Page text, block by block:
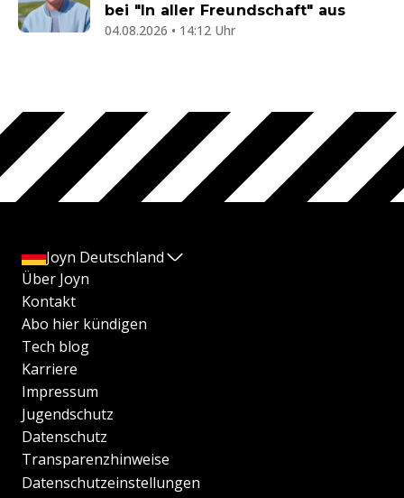
bei "In aller Freundschaft" aus
04.08.2026 • 14:12 Uhr
Joyn Deutschland
Über Joyn
Kontakt
Abo hier kündigen
Tech blog
Karriere
Impressum
Jugendschutz
Datenschutz
Transparenzhinweise
Datenschutzeinstellungen